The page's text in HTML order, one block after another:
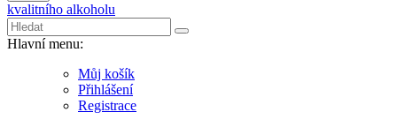
kvalitního alkoholu
Hlavní menu:
Můj košík
Přihlášení
Registrace